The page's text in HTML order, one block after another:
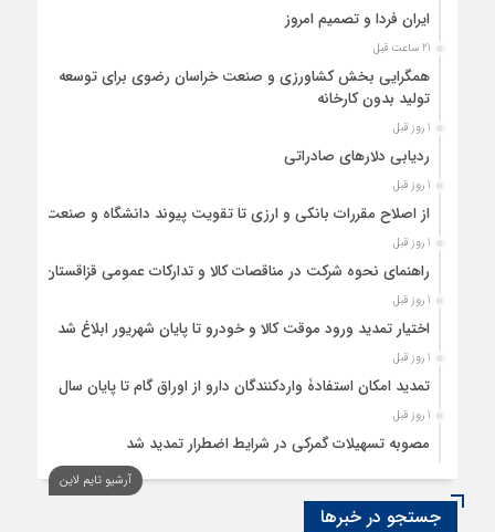
ایران فردا و تصمیم امروز
21 ساعت قبل
همگرایی بخش کشاورزی و صنعت خراسان رضوی برای توسعه
تولید بدون کارخانه
1 روز قبل
ردیابی دلارهای صادراتی
1 روز قبل
از اصلاح مقررات بانکی و ارزی تا تقویت پیوند دانشگاه و صنعت
1 روز قبل
راهنمای نحوه شرکت در مناقصات کالا و تدارکات عمومی قزاقستان
1 روز قبل
اختیار تمدید ورود موقت کالا و خودرو تا پایان شهریور ابلاغ شد
1 روز قبل
تمدید امکان استفادۀ واردکنندگان دارو از اوراق گام تا پایان سال
1 روز قبل
مصوبه تسهیلات گمرکی در شرایط اضطرار تمدید شد
آرشیو تایم لاین
جستجو در خبرها